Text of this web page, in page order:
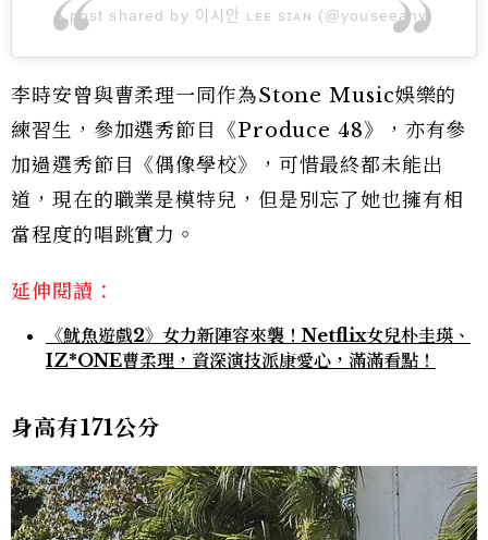
A post shared by 이시안 ʟᴇᴇ sɪᴀɴ (@youseeany)
李時安曾與曹柔理一同作為Stone Music娛樂的
練習生，參加選秀節目《Produce 48》，亦有參
加過選秀節目《偶像學校》，可惜最終都未能出
道，現在的職業是模特兒，但是別忘了她也擁有相
當程度的唱跳實力。
延伸閱讀：
《魷魚遊戲2》女力新陣容來襲！Netflix女兒朴圭瑛、
IZ*ONE曹柔理，資深演技派康愛心，滿滿看點！
身高有171公分